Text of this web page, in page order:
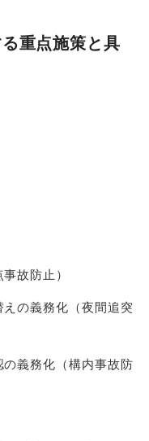
重点施策と具
故防止）
の義務化（夜間追突
義務化（構内事故防